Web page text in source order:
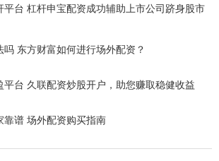
平台 杠杆申宝配资成功辅助上市公司跻身股市
吗 东方财富如何进行场外配资？
平台 久联配资炒股开户，助您赚取稳健收益
靠谱 场外配资购买指南